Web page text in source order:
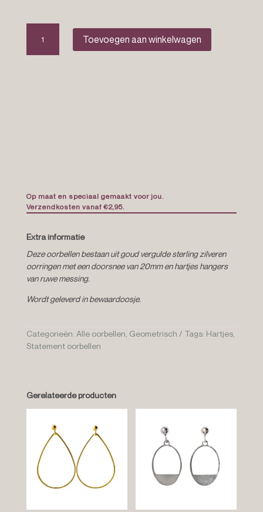
aimee
earrings
Toevoegen aan winkelwagen
Op maat en speciaal gemaakt voor jou.
Verzendkosten vanaf €2,95.
Extra informatie
Deze oorbellen bestaan uit goud vergulde sterling zilveren
oorringen met een doorsnee van 20mm en hartjes hangers
van ruwe messing.
Wordt geleverd in bewaardoosje.
Categorieën: Alle oorbellen Geometrisch Tags: Hartjes,
Statement oorbellen
Gerelateerde producten